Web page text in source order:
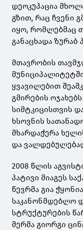
დეოკუპაცია
გზით, რაც ჩვენი
იყო, რომლებმაც
განაცხადა ზურაბ
მთავრობის
ყვავილებით
გმირების
სიმტკიცისთვის
ხსოვნის
მხარდაჭერა
და
2008 წლის
პატივი მიაგეს
წევრმა გია
საკანონმდებლო
სტრუქტურების
მერმა გიორგი